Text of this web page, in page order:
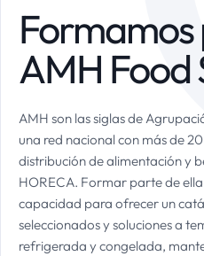
AMH Food
AMH son las siglas de
una red nacional con más de
distribución de alimentación y
HORECA. Formar parte de
capacidad para ofrecer un
seleccionados y soluciones a
refrigerada y congelada,